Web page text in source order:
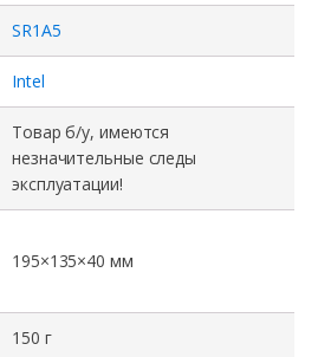
2690
v2,
SR1A5,
10
cores,
3
25Mb,
SR1A5
Intel
Товар б/у, имеются
незначительные следы
эксплуатации!
195×135×40 мм
150 г